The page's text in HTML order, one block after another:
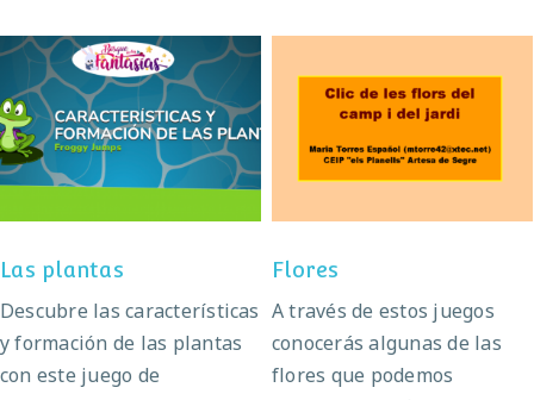
Las plantas
Las plantas
Descubre las características
y formación de las plantas
con este juego de
Flores
A través de estos juegos
conocerás algunas de las
flores que podemos